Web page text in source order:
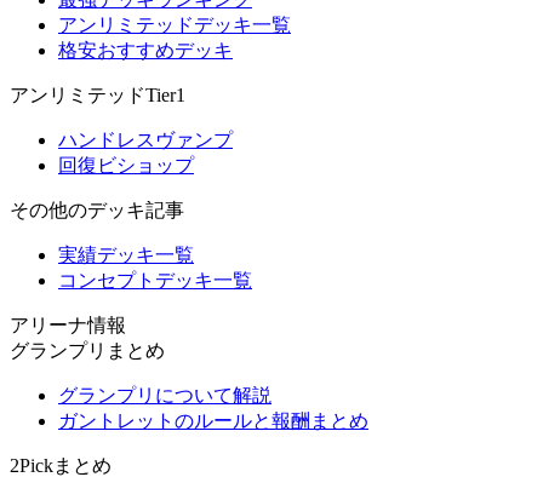
アンリミテッドデッキ一覧
格安おすすめデッキ
アンリミテッドTier1
ハンドレスヴァンプ
回復ビショップ
その他のデッキ記事
実績デッキ一覧
コンセプトデッキ一覧
アリーナ情報
グランプリまとめ
グランプリについて解説
ガントレットのルールと報酬まとめ
2Pickまとめ